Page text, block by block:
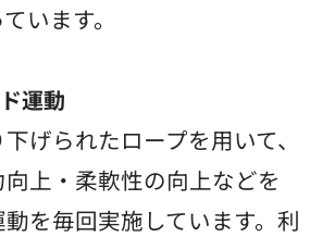
います。
運動
げられたロープを用いて、
上・柔軟性の向上などを
を毎回実施しています。利